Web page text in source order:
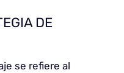
DE
se refiere al